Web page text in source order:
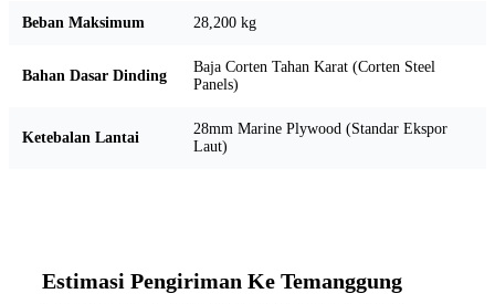
Beban Maksimum 28,200 kg
Bahan Dasar Dinding
Baja Corten Tahan Karat (Corten Steel
Panels)
Ketebalan Lantai
28mm Marine Plywood (Standar Ekspor
Laut)
Estimasi Pengiriman Ke Temanggung